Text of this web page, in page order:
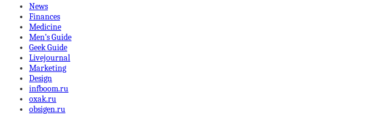
News
Finances
Medicine
Men’s Guide
Geek Guide
Livejournal
Marketing
Design
infboom.ru
oxak.ru
obsigen.ru